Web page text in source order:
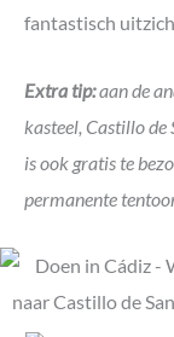
fantastisch
Extra tip:aan de
kasteel, Castillo
is ook gratis te
permanente